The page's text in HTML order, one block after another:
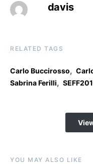
davis
RELATED TAGS
Carlo Buccirosso,
Sabrina Ferilli,
YOU MAY ALSO LIKE